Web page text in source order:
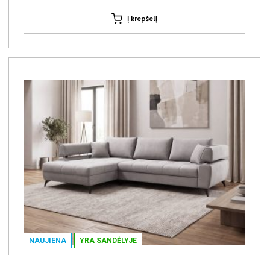
Į krepšelį
NAUJIENA YRA SANDĖLYJE